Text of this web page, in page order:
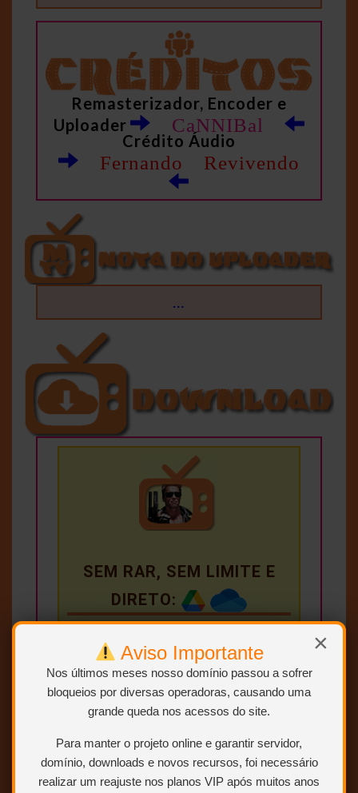
×
Aviso Importante
Nos últimos meses nosso domínio passou a sofrer
bloqueios por diversas operadoras, causando uma
grande queda nos acessos do site.
Para manter o projeto online e garantir servidor,
domínio, downloads e novos recursos, foi necessário
realizar um reajuste nos planos VIP após muitos anos
Remasterizador, Encoder e
Uploader
CaNNIBal
Crédito Áudio
Fernando Revivendo
…
SEM RAR, SEM LIMITE E
DIRETO:
Conteúdo exclusivo
Você precisa serUsuário VIP
para visualizar os links de
download.